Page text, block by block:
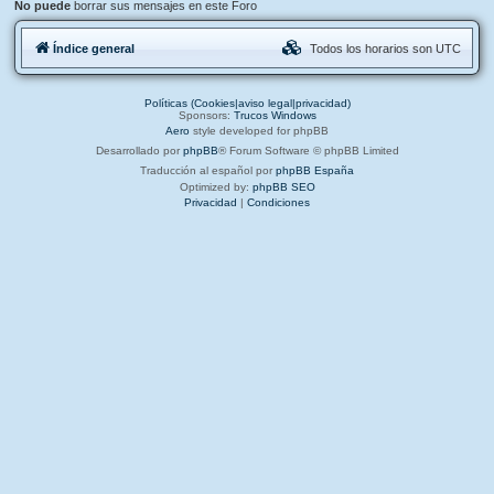
No puede borrar sus mensajes en este Foro
Índice general Todos los horarios son UTC
Políticas (Cookies|aviso legal|privacidad)
Sponsors: Trucos Windows
Aero style developed for phpBB
Desarrollado por phpBB® Forum Software © phpBB Limited
Traducción al español por phpBB España
Optimized by: phpBB SEO
Privacidad | Condiciones